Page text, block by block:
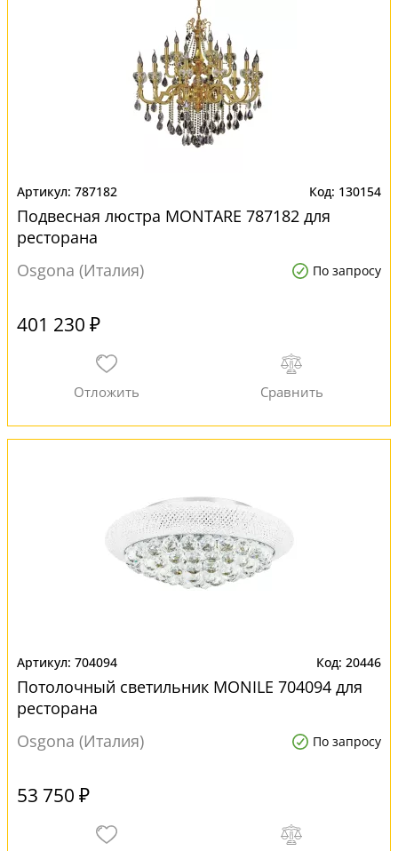
787182 130154
Подвесная люстра MONTARE 787182 для
ресторана
Osgona (Италия)
По запросу
401 230 ₽
704094 20446
Потолочный светильник MONILE 704094 для
ресторана
Osgona (Италия)
По запросу
53 750 ₽